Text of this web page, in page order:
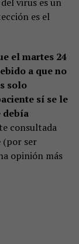
es el
el martes 24
a que no
solo
sí se le
debía
consultada
(por ser
opinión más